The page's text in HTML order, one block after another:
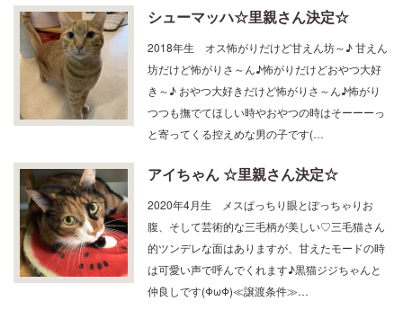
シューマッハ☆里親さん決定☆
2018年生 オス怖がりだけど甘えん坊～♪ 甘えん
坊だけど怖がりさ～ん♪怖がりだけどおやつ大好
き～♪ おやつ大好きだけど怖がりさ～ん♪怖がり
つつも撫でてほしい時やおやつの時はそーーーっ
と寄ってくる控えめな男の子です(…
アイちゃん ☆里親さん決定☆
2020年4月生 メスぱっちり眼とぽっちゃりお
腹、そして芸術的な三毛柄が美しい♡三毛猫さん
的ツンデレな面はありますが、甘えたモードの時
は可愛い声で呼んでくれます♪黒猫ジジちゃんと
仲良しです(ΦωΦ)≪譲渡条件≫…